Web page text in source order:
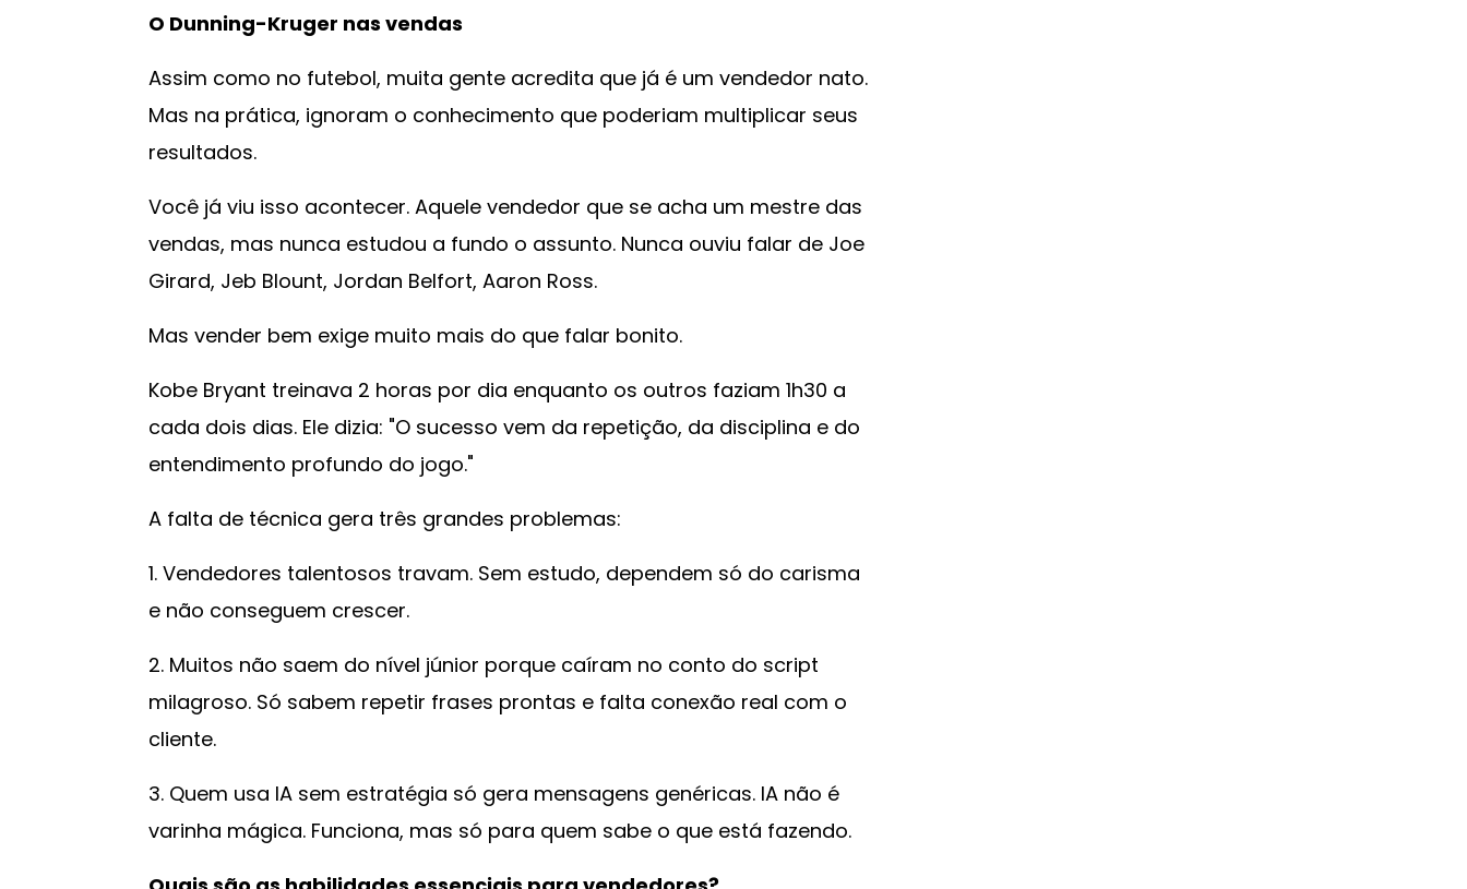
O Dunning-Kruger nas vendas
Assim como no futebol, muita gente acredita que já é um vendedor nato.
Mas na prática, ignoram o conhecimento que poderiam multiplicar seus
resultados.
Você já viu isso acontecer. Aquele vendedor que se acha um mestre das
vendas, mas nunca estudou a fundo o assunto. Nunca ouviu falar de Joe
Girard, Jeb Blount, Jordan Belfort, Aaron Ross.
Mas vender bem exige muito mais do que falar bonito.
Kobe Bryant treinava 2 horas por dia enquanto os outros faziam 1h30 a
cada dois dias. Ele dizia: "O sucesso vem da repetição, da disciplina e do
entendimento profundo do jogo."
A falta de técnica gera três grandes problemas:
1. Vendedores talentosos travam. Sem estudo, dependem só do carisma
e não conseguem crescer.
2. Muitos não saem do nível júnior porque caíram no conto do script
milagroso. Só sabem repetir frases prontas e falta conexão real com o
cliente.
3. Quem usa IA sem estratégia só gera mensagens genéricas. IA não é
varinha mágica. Funciona, mas só para quem sabe o que está fazendo.